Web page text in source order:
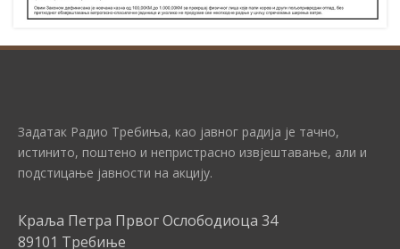
Задатак Радио Требиња, као јавног радија је тачно,
истинито, поштено и непристрасно извјештавање, али и
подстицање јавности на акцију.
Краља Петра Првог Ослободиоца 34
89101 Требиње